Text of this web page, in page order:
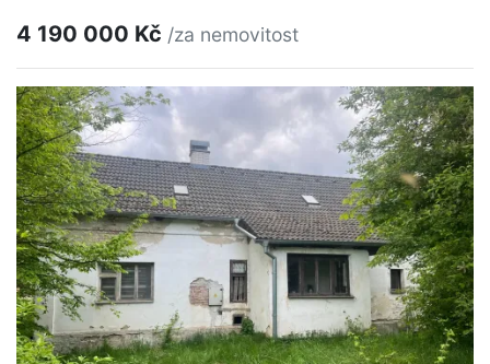
4 190 000 Kč /za nemovitost